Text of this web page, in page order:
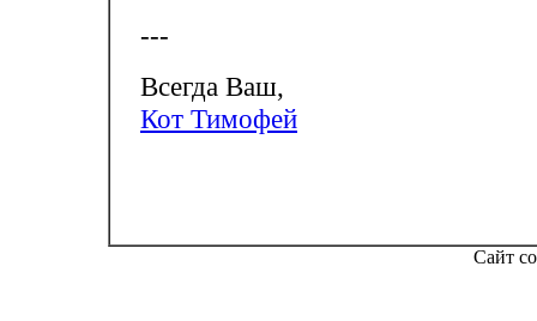
---
Всегда Ваш,
Кот Тимофей
Сайт